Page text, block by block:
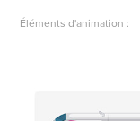
Éléments d'animation :